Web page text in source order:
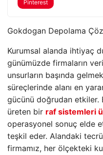
Pinterest
Gokdogan Depolama
Kurumsal alanda ihtiyaç
günümüzde firmaların
unsurların başında
süreçlerinde alanı en
gücünü doğrudan etkiler.
üreten bir raf sistemleri
operasyonel sonuç elde
teşkil eder. Alandaki
firmamız, her ölçekteki